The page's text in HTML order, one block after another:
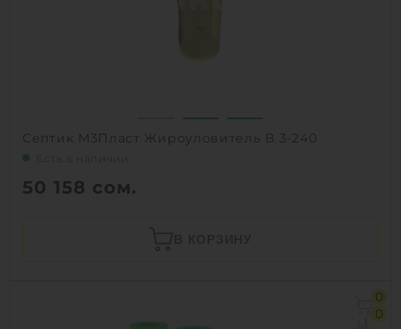
Септик М3Пласт Жироуловитель В 3-240
Есть в наличии
50 158 сом.
0
0